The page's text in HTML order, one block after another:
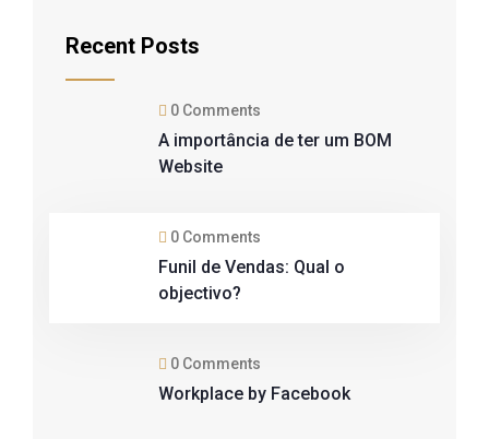
Recent Posts
0 Comments
A importância de ter um BOM
Website
0 Comments
Funil de Vendas: Qual o
objectivo?
0 Comments
Workplace by Facebook